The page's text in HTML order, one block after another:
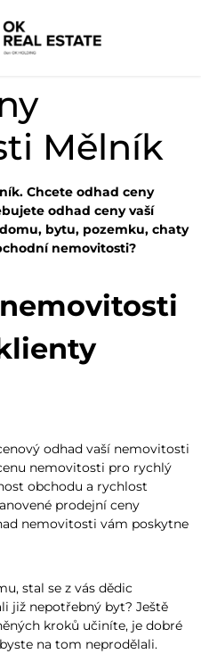
Mělník
Chcete odhad ceny
odhad ceny vaší
bytu, pozemku, chaty
nemovitosti?
odhad vaší nemovitosti
nemovitosti pro rychlý
obchodu a rychlost
prodejní ceny
nemovitosti vám poskytne
stal se z vás dědic
již nepotřebný byt? Ještě
kroků učiníte, je dobré
na tom neprodělali.